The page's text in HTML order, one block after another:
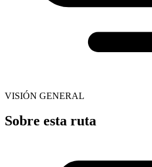
VISIÓN GENERAL
Sobre esta ruta